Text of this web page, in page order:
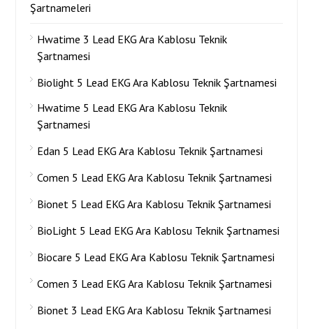
Şartnameleri
Hwatime 3 Lead EKG Ara Kablosu Teknik
Şartnamesi
Biolight 5 Lead EKG Ara Kablosu Teknik Şartnamesi
Hwatime 5 Lead EKG Ara Kablosu Teknik
Şartnamesi
Edan 5 Lead EKG Ara Kablosu Teknik Şartnamesi
Comen 5 Lead EKG Ara Kablosu Teknik Şartnamesi
Bionet 5 Lead EKG Ara Kablosu Teknik Şartnamesi
BioLight 5 Lead EKG Ara Kablosu Teknik Şartnamesi
Biocare 5 Lead EKG Ara Kablosu Teknik Şartnamesi
Comen 3 Lead EKG Ara Kablosu Teknik Şartnamesi
Bionet 3 Lead EKG Ara Kablosu Teknik Şartnamesi